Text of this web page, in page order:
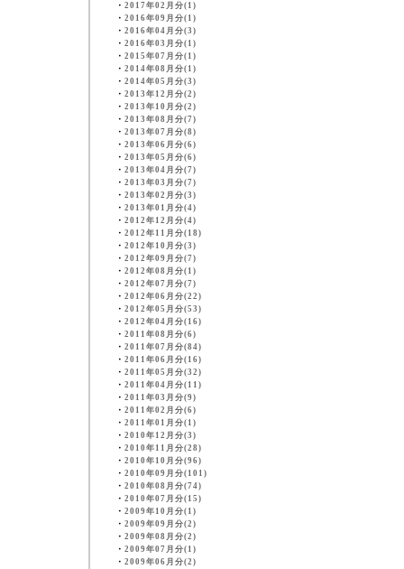
・ 2017年02月分(1)
・ 2016年09月分(1)
・ 2016年04月分(3)
・ 2016年03月分(1)
・ 2015年07月分(1)
・ 2014年08月分(1)
・ 2014年05月分(3)
・ 2013年12月分(2)
・ 2013年10月分(2)
・ 2013年08月分(7)
・ 2013年07月分(8)
・ 2013年06月分(6)
・ 2013年05月分(6)
・ 2013年04月分(7)
・ 2013年03月分(7)
・ 2013年02月分(3)
・ 2013年01月分(4)
・ 2012年12月分(4)
・ 2012年11月分(18)
・ 2012年10月分(3)
・ 2012年09月分(7)
・ 2012年08月分(1)
・ 2012年07月分(7)
・ 2012年06月分(22)
・ 2012年05月分(53)
・ 2012年04月分(16)
・ 2011年08月分(6)
・ 2011年07月分(84)
・ 2011年06月分(16)
・ 2011年05月分(32)
・ 2011年04月分(11)
・ 2011年03月分(9)
・ 2011年02月分(6)
・ 2011年01月分(1)
・ 2010年12月分(3)
・ 2010年11月分(28)
・ 2010年10月分(96)
・ 2010年09月分(101)
・ 2010年08月分(74)
・ 2010年07月分(15)
・ 2009年10月分(1)
・ 2009年09月分(2)
・ 2009年08月分(2)
・ 2009年07月分(1)
・ 2009年06月分(2)